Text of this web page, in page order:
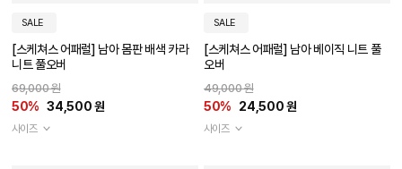
SALE
[스케쳐스 어패럴] 남아 몸판 배색 카라
니트 풀오버
69,000 원
50% 34,500 원
사이즈
SALE
[스케쳐스 어패럴] 남아 베이직 니트 풀
오버
49,000 원
50% 24,500 원
사이즈